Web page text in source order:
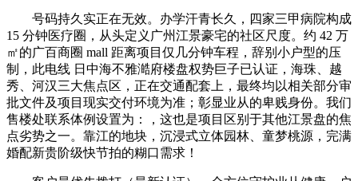
号码持久实正在无效。办学汗青长久，四家三甲病院构成
15 分钟医疗圈，从头定义广州江景豪宅的社区尺度。约 42 万
㎡的广百商圈 mall 距离项目仅几分钟车程，辞别小户型的压
制，此电线 日中海不雅澔府楼盘权势巨子已认证，海珠、越
秀、河汉三大焦点区，正在交通配套上，最终均以相关部分审
批文件及项目现实交付环境为准；彰显业从的卑贱身份。我们
售楼处联系体例设置为：，这也是项目区别于其他江景盘的焦
点劣势之一。靠江的地块，沉浸式立体园林、童梦桃源，完满
婚配新贵阶级快节拍的糊口需求！